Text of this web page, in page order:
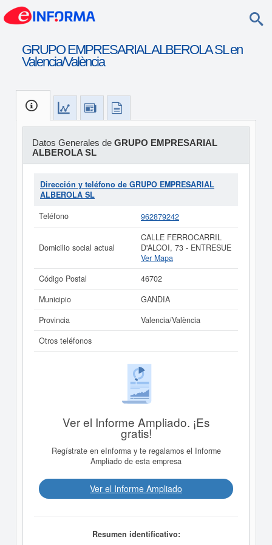
GRUPO EMPRESARIAL ALBEROLA SL en
Valencia/València
Datos Generales de GRUPO EMPRESARIAL
ALBEROLA SL
Dirección y teléfono de GRUPO EMPRESARIAL
ALBEROLA SL
Teléfono
962879242
Domicilio social actual
CALLE FERROCARRIL
D'ALCOI, 73 - ENTRESUE
Ver Mapa
Código Postal
46702
Municipio
GANDIA
Provincia
Valencia/València
Otros teléfonos
Ver el Informe Ampliado. ¡Es
gratis!
Regístrate en eInforma y te regalamos el Informe
Ampliado de esta empresa
Ver el Informe Ampliado
Resumen identificativo: